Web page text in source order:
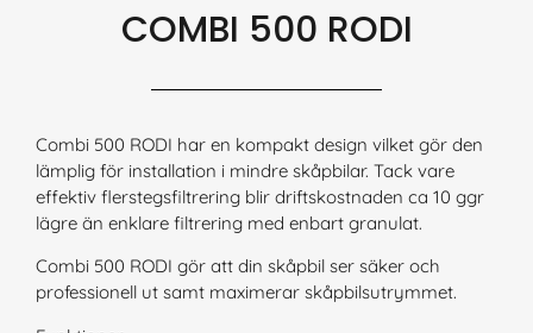
COMBI 500 RODI
Combi 500 RODI har en kompakt design vilket gör den
lämplig för installation i mindre skåpbilar. Tack vare
effektiv flerstegsfiltrering blir driftskostnaden ca 10 ggr
lägre än enklare filtrering med enbart granulat.
Combi 500 RODI gör att din skåpbil ser säker och
professionell ut samt maximerar skåpbilsutrymmet.